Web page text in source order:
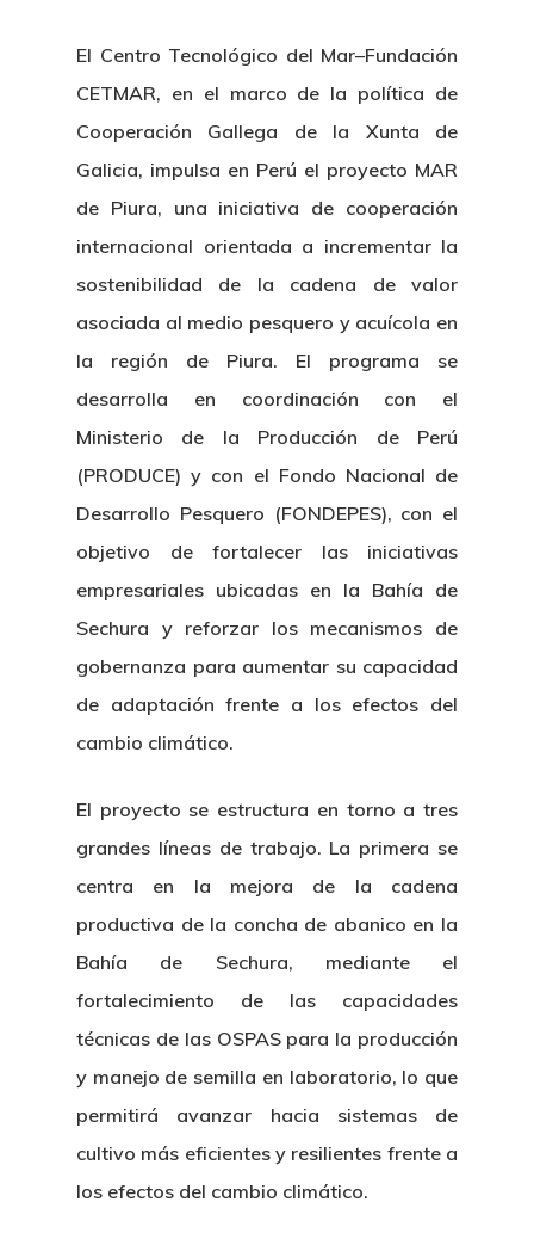
El Centro Tecnológico del Mar–Fundación
CETMAR, en el marco de la política de
Cooperación Gallega de la Xunta de
Galicia, impulsa en Perú el proyecto MAR
de Piura, una iniciativa de cooperación
internacional orientada a incrementar la
sostenibilidad de la cadena de valor
asociada al medio pesquero y acuícola en
la región de Piura. El programa se
desarrolla en coordinación con el
Ministerio de la Producción de Perú
(PRODUCE) y con el Fondo Nacional de
Desarrollo Pesquero (FONDEPES), con el
objetivo de fortalecer las iniciativas
empresariales ubicadas en la Bahía de
Sechura y reforzar los mecanismos de
gobernanza para aumentar su capacidad
de adaptación frente a los efectos del
cambio climático.
El proyecto se estructura en torno a tres
grandes líneas de trabajo. La primera se
centra en la mejora de la cadena
productiva de la concha de abanico en la
Bahía de Sechura, mediante el
fortalecimiento de las capacidades
técnicas de las OSPAS para la producción
y manejo de semilla en laboratorio, lo que
permitirá avanzar hacia sistemas de
cultivo más eficientes y resilientes frente a
los efectos del cambio climático.